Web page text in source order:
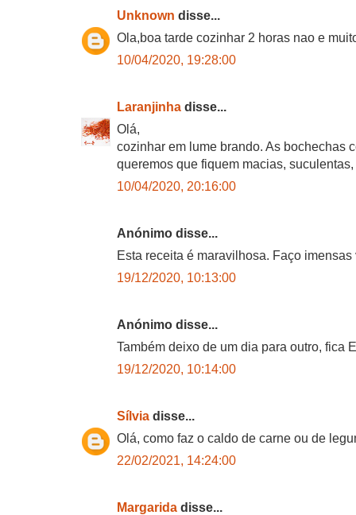
Unknown disse...
Ola,boa tarde cozinhar 2 horas nao e
10/04/2020, 19:28:00
Laranjinha disse...
Olá,
cozinhar em lume brando. As bochechas
queremos que fiquem macias,
10/04/2020, 20:16:00
Anónimo disse...
Esta receita é maravilhosa. Faço
19/12/2020, 10:13:00
Anónimo disse...
Também deixo de um dia para outro, fica
19/12/2020, 10:14:00
Sílvia disse...
Olá, como faz o caldo de carne ou de
22/02/2021, 14:24:00
Margarida disse...